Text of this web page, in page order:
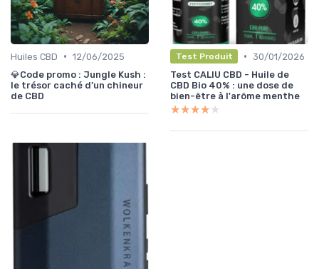
Huiles CBD • 12/06/2025
💎Code promo : Jungle Kush :
le trésor caché d’un chineur
de CBD
Test Produit • 30/01/2026
Test CALIU CBD - Huile de
CBD Bio 40% : une dose de
bien-être à l'arôme menthe
★★★★★
★★★★★